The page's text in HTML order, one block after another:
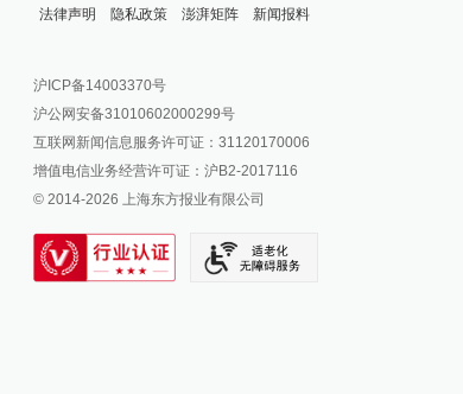
法律声明 隐私政策 澎湃矩阵
澎湃新闻公众号
澎湃新闻抖音号
派生万物开放平台
IP SHANGHAI
SIXTH TONE
新闻报料
报料邮箱: news@thepaper.cn
沪ICP备14003370号
沪公网安备31010602000299号
互联网新闻信息服务许可证：31120170006
增值电信业务经营许可证：沪B2-2017116
© 2014-2026 上海东方报业有限公司